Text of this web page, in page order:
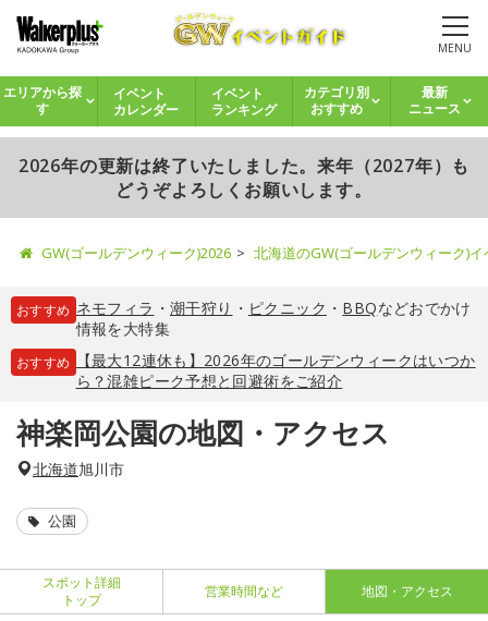
MENU
エリアから探
す
イベント
カレンダー
イベント
ランキング
カテゴリ別
おすすめ
最新
ニュース
2026年の更新は終了いたしました。来年（2027年）も
どうぞよろしくお願いします。
GW(ゴールデンウィーク)2026 北海道のGW(ゴールデンウィーク)
おすすめ ネモフィラ ・ 潮干狩り ・ ピクニック ・ BBQなどおでかけ
情報を大特集
おすすめ
【最大12連休も】2026年のゴールデンウィークはいつか
ら？混雑ピーク予想と回避術をご紹介
神楽岡公園の地図・アクセス
北海道旭川市
公園
スポット詳細
トップ
営業時間など 地図・アクセス